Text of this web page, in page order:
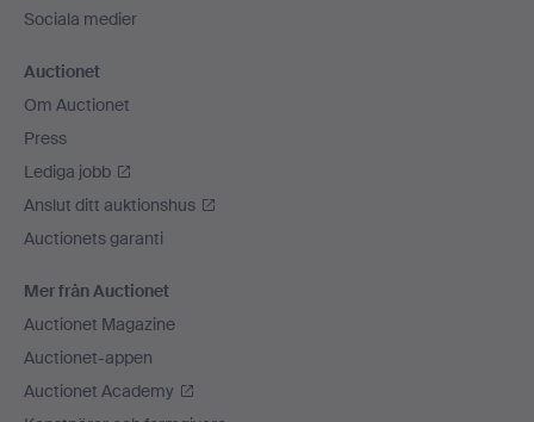
Sociala medier
Auctionet
Om Auctionet
Press
Lediga jobb
Anslut ditt auktionshus
Auctionets garanti
Mer från Auctionet
Auctionet Magazine
Auctionet-appen
Auctionet Academy